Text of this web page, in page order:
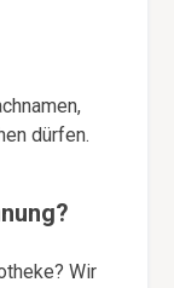
dürfen.
Wir